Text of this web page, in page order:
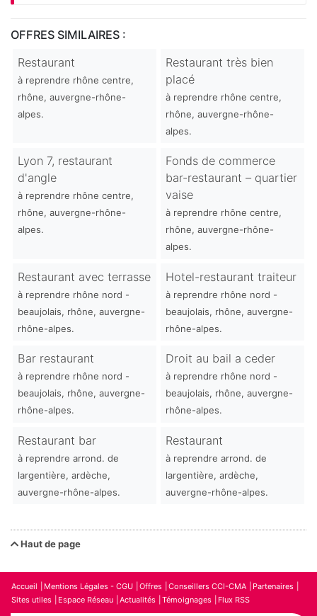
OFFRES SIMILAIRES :
Restaurant
à reprendre rhône centre,
rhône, auvergne-rhône-
alpes.
Restaurant très bien
placé
à reprendre rhône centre,
rhône, auvergne-rhône-
alpes.
Lyon 7, restaurant
d'angle
à reprendre rhône centre,
rhône, auvergne-rhône-
alpes.
Fonds de commerce
bar-restaurant – quartier
vaise
à reprendre rhône centre,
rhône, auvergne-rhône-
alpes.
Restaurant avec terrasse
à reprendre rhône nord -
beaujolais, rhône, auvergne-
rhône-alpes.
Hotel-restaurant traiteur
à reprendre rhône nord -
beaujolais, rhône, auvergne-
rhône-alpes.
Bar restaurant
à reprendre rhône nord -
beaujolais, rhône, auvergne-
rhône-alpes.
Droit au bail a ceder
à reprendre rhône nord -
beaujolais, rhône, auvergne-
rhône-alpes.
Restaurant bar
à reprendre arrond. de
largentière, ardèche,
auvergne-rhône-alpes.
Restaurant
à reprendre arrond. de
largentière, ardèche,
auvergne-rhône-alpes.
Haut de page
Accueil Mentions Légales - CGU Offres Conseillers CCI-CMA
Partenaires
Sites utiles
Espace Réseau Actualités Témoignages Flux RSS